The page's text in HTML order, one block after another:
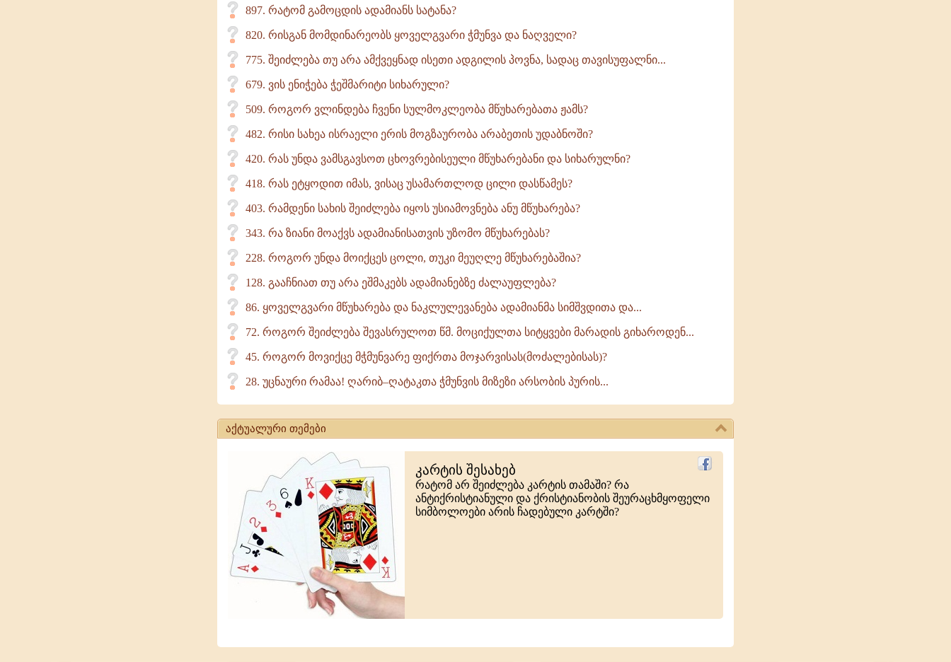
897. რატომ გამოცდის ადამიანს სატანა?
820. რისგან მომდინარეობს ყოველგვარი ჭმუნვა და ნაღველი?
775. შეიძლება თუ არა ამქვეყნად ისეთი ადგილის პოვნა, სადაც თავისუფალნი...
679. ვის ენიჭება ჭეშმარიტი სიხარული?
509. როგორ ვლინდება ჩვენი სულმოკლეობა მწუხარებათა ჟამს?
482. რისი სახეა ისრაელი ერის მოგზაურობა არაბეთის უდაბნოში?
420. რას უნდა ვამსგავსოთ ცხოვრებისეული მწუხარებანი და სიხარულნი?
418. რას ეტყოდით იმას, ვისაც უსამართლოდ ცილი დასწამეს?
403. რამდენი სახის შეიძლება იყოს უსიამოვნება ანუ მწუხარება?
343. რა ზიანი მოაქვს ადამიანისათვის უზომო მწუხარებას?
228. როგორ უნდა მოიქცეს ცოლი, თუკი მეუღლე მწუხარებაშია?
128. გააჩნიათ თუ არა ეშმაკებს ადამიანებზე ძალაუფლება?
86. ყოველგვარი მწუხარება და ნაკლულევანება ადამიანმა სიმშვდითა და...
72. როგორ შეიძლება შევასრულოთ წმ. მოციქულთა სიტყვები მარადის გიხაროდენ...
45. როგორ მოვიქცე მჭმუნვარე ფიქრთა მოჯარვისას(მოძალებისას)?
28. უცნაური რამაა! ღარიბ–ღატაკთა ჭმუნვის მიზეზი არსობის პურის...
აქტუალური თემები
კარტის შესახებ
რატომ არ შეიძლება კარტის თამაში? რა
ანტიქრისტიანული და ქრისტიანობის შეურაცხმყოფელი
სიმბოლოები არის ჩადებული კარტში?